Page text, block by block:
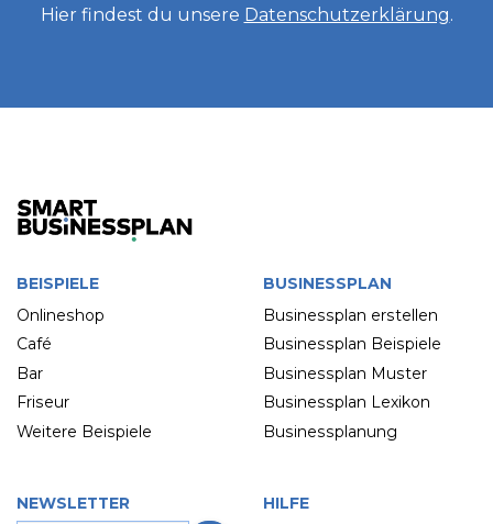
Hier findest du unsere Datenschutzerklärung.
BEISPIELE
Onlineshop
Café
Bar
Friseur
Weitere Beispiele
BUSINESSPLAN
Businessplan erstellen
Businessplan Beispiele
Businessplan Muster
Businessplan Lexikon
Businessplanung
NEWSLETTER
HILFE